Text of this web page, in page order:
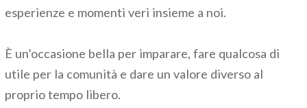
esperienze e momenti veri insieme a noi.
È un’occasione bella per imparare, fare qualcosa di
utile per la comunità e dare un valore diverso al
proprio tempo libero.